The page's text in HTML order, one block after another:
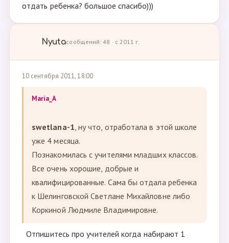
отдать ребенка? большое спасибо)))
Nyutaсообщений: 48 · с 2011 г.
10 сентября 2011, 18:00
Maria_A
swetlana-1, ну что, отработала в этой школе
уже 4 месяца.
Познакомилась с учителями младших классов.
Все очень хорошие, добрые и
квалифицированные. Сама бы отдала ребенка
к Шелинговской Светлане Михайловне либо
Коркиной Людмиле Владимировне.
Отпишитесь про учителей когда набирают 1